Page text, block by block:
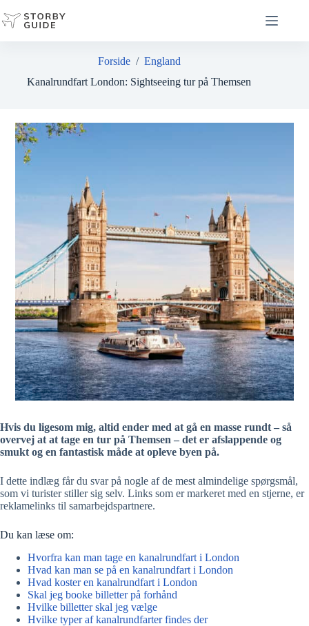
til
indhold
Forside/ England
Kanalrundfart London: Sightseeing tur på Themsen
Hvis du ligesom mig, altid ender med at gå en masse rundt – så
overvej at at tage en tur på Themsen – det er afslappende og
smukt og en fantastisk måde at opleve byen på.
I dette indlæg får du svar på nogle af de mest almindelige spørgsmål,
som vi turister stiller sig selv. Links som er markeret med en stjerne, er
reklamelinks til samarbejdspartnere.
Du kan læse om:
Hvorfra kan man tage en kanalrundfart i London
Hvad kan man se på en kanalrundfart i London
Hvad koster en kanalrundfart i London
Skal jeg booke billetter på forhånd
Hvilke billetter skal jeg vælge
Hvilke typer af kanalrundfarter findes der